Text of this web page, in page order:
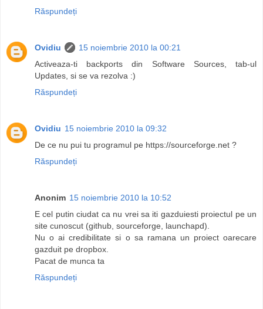
Răspundeți
Ovidiu
15 noiembrie 2010 la 00:21
Activeaza-ti backports din Software Sources, tab-ul
Updates, si se va rezolva :)
Răspundeți
Ovidiu 15 noiembrie 2010 la 09:32
De ce nu pui tu programul pe https://sourceforge.net ?
Răspundeți
Anonim 15 noiembrie 2010 la 10:52
E cel putin ciudat ca nu vrei sa iti gazduiesti proiectul pe un
site cunoscut (github, sourceforge, launchapd).
Nu o ai credibilitate si o sa ramana un proiect oarecare
gazduit pe dropbox.
Pacat de munca ta
Răspundeți